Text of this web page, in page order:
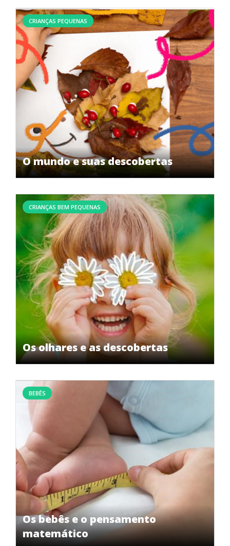
O mundo e suas descobertas
CRIANÇAS PEQUENAS
Os olhares e as descobertas
CRIANÇAS BEM PEQUENAS
Os bebês e o pensamento
matemático
BEBÊS